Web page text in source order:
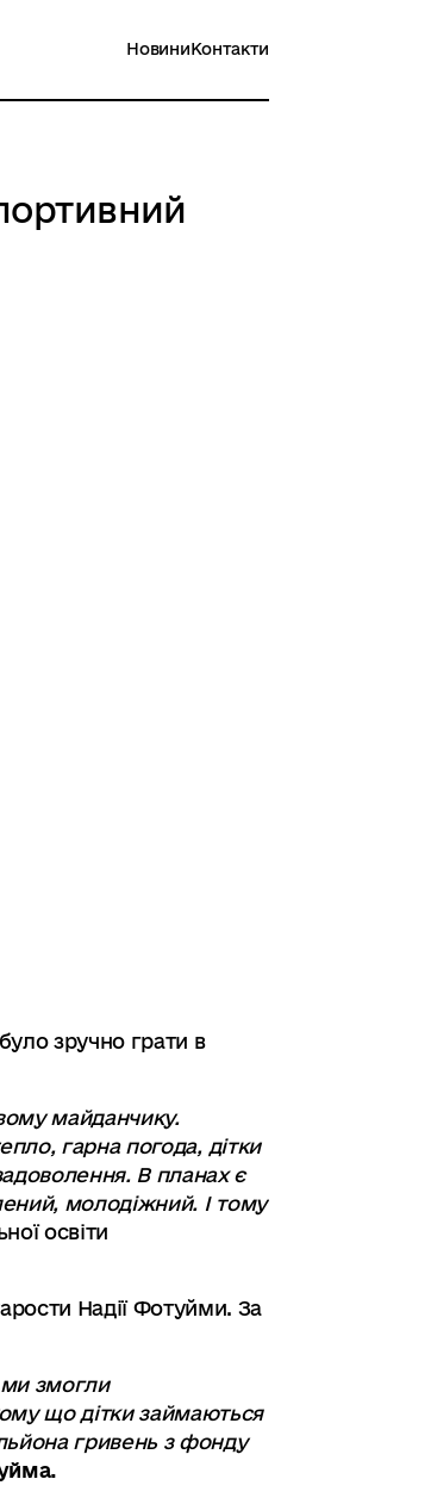
НовиниКонтакти
зручно грати в
майданчику.
гарна погода, дітки
В планах є
молодіжний. І тому
освіти
Надії Фотуйми. За
ми змогли
що дітки займаються
гривень з фонду